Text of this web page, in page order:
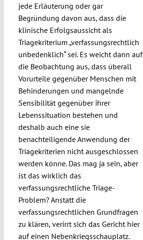
jede Erläuterung oder gar
Begründung davon aus, dass die
klinische Erfolgsaussicht als
Triagekriterium „verfassungsrechtlich
unbedenklich“ sei. Es weicht dann auf
die Beobachtung aus, dass überall
Vorurteile gegenüber Menschen mit
Behinderungen und mangelnde
Sensibilität gegenüber ihrer
Lebenssituation bestehen und
deshalb auch eine sie
benachteiligende Anwendung der
Triagekriterien nicht ausgeschlossen
werden könne. Das mag ja sein, aber
ist das wirklich das
verfassungsrechtliche Triage-
Problem? Anstatt die
verfassungsrechtlichen Grundfragen
zu klären, verirrt sich das Gericht hier
auf einen Nebenkriegsschauplatz.